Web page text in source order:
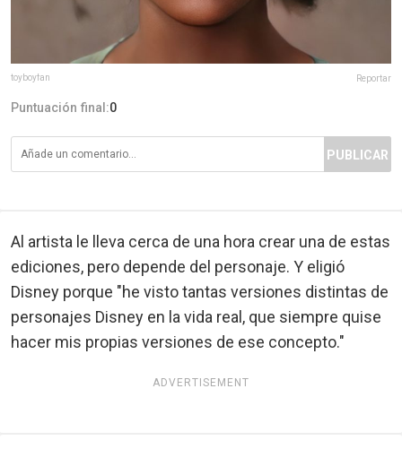
toyboyfan Reportar
Puntuación final:0
PUBLICAR
Al artista le lleva cerca de una hora crear una de estas
ediciones, pero depende del personaje. Y eligió
Disney porque "he visto tantas versiones distintas de
personajes Disney en la vida real, que siempre quise
hacer mis propias versiones de ese concepto."
ADVERTISEMENT